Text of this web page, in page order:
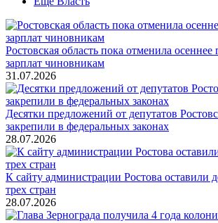
Ростовская область пока отменила
зарплат чиновникам
31.07.2026
Десятки предложений от депутатов
закрепили в федеральных законах
28.07.2026
К сайту администрации Ростова оставили
трех стран
28.07.2026